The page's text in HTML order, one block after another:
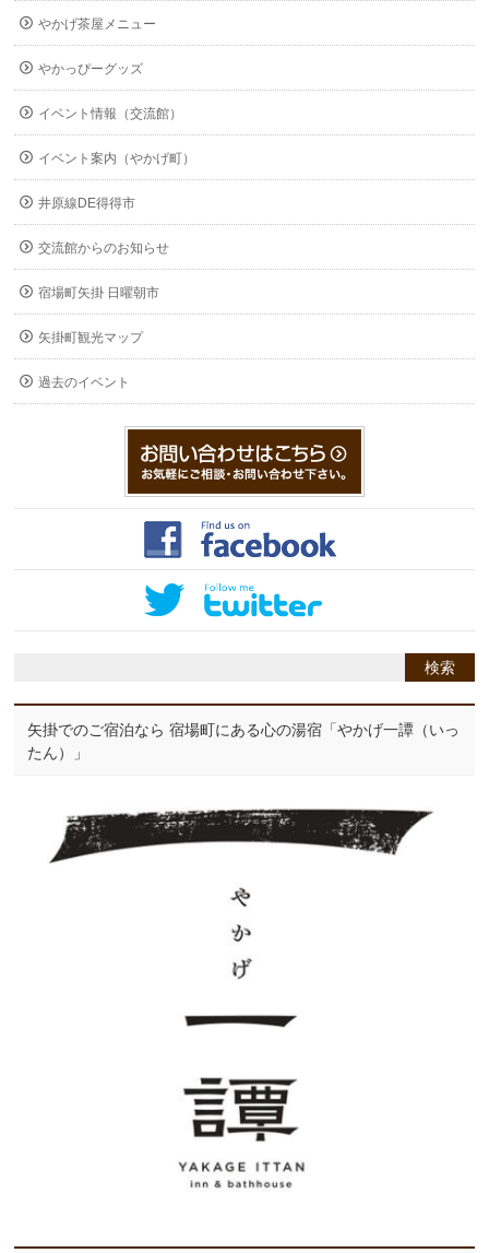
やかげ茶屋メニュー
やかっぴーグッズ
イベント情報（交流館）
イベント案内（やかげ町）
井原線DE得得市
交流館からのお知らせ
宿場町矢掛 日曜朝市
矢掛町観光マップ
過去のイベント
矢掛でのご宿泊なら 宿場町にある心の湯宿「やかげ一譚（いっ
たん）」